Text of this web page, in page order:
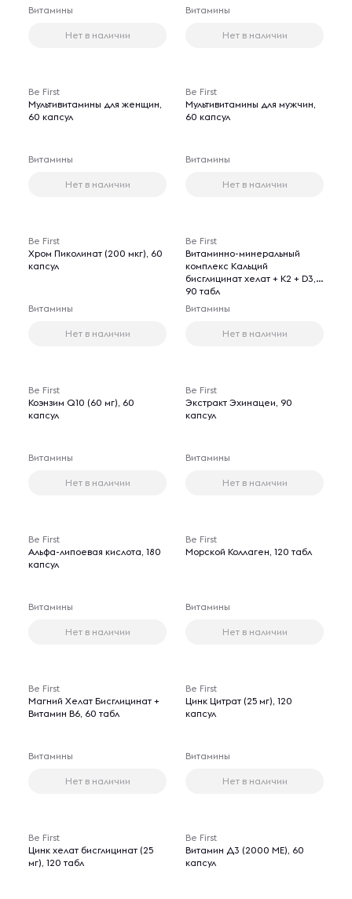
Витамины
Нет в наличии
Витамины
Нет в наличии
Be First
Мультивитамины для женщин,
60 капсул
Витамины
Нет в наличии
Be First
Мультивитамины для мужчин,
60 капсул
Витамины
Нет в наличии
Be First
Хром Пиколинат (200 мкг), 60
капсул
Витамины
Нет в наличии
Be First
Витаминно-минеральный
комплекс Кальций
бисглицинат хелат + K2 + D3,
90 табл
Витамины
Нет в наличии
Be First
Коэнзим Q10 (60 мг), 60
капсул
Витамины
Нет в наличии
Be First
Экстракт Эхинацеи, 90
капсул
Витамины
Нет в наличии
Be First
Альфа-липоевая кислота, 180
капсул
Витамины
Нет в наличии
Be First
Морской Коллаген, 120 табл
Витамины
Нет в наличии
Be First
Магний Хелат Бисглицинат +
Витамин В6, 60 табл
Витамины
Нет в наличии
Be First
Цинк Цитрат (25 мг), 120
капсул
Витамины
Нет в наличии
Be First
Цинк хелат бисглицинат (25
мг), 120 табл
Be First
Витамин Д3 (2000 ME), 60
капсул